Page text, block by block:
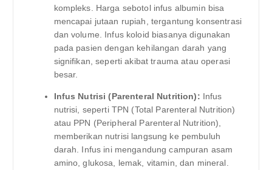
kompleks. Harga sebotol infus albumin bisa
mencapai jutaan rupiah, tergantung konsentrasi
dan volume. Infus koloid biasanya digunakan
pada pasien dengan kehilangan darah yang
signifikan, seperti akibat trauma atau operasi
besar.
Infus Nutrisi (Parenteral Nutrition): Infus
nutrisi, seperti TPN (Total Parenteral Nutrition)
atau PPN (Peripheral Parenteral Nutrition),
memberikan nutrisi langsung ke pembuluh
darah. Infus ini mengandung campuran asam
amino, glukosa, lemak, vitamin, dan mineral.